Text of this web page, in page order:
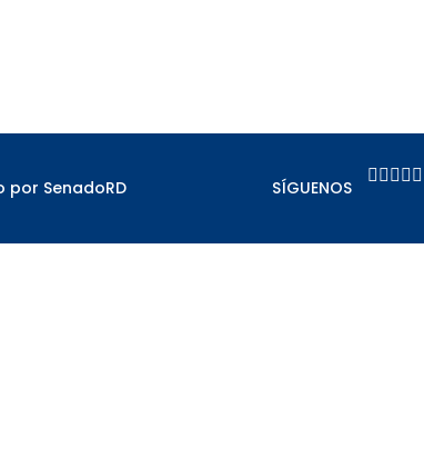
SenadoRD SÍGUENOS
    